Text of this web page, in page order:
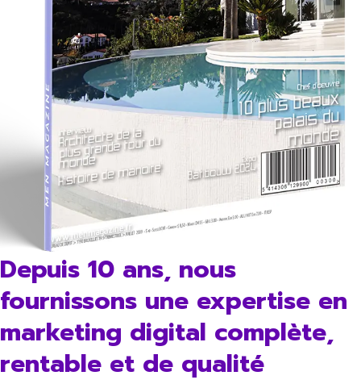
Depuis 10 ans, nous
fournissons une expertise en
marketing digital complète,
rentable et de qualité